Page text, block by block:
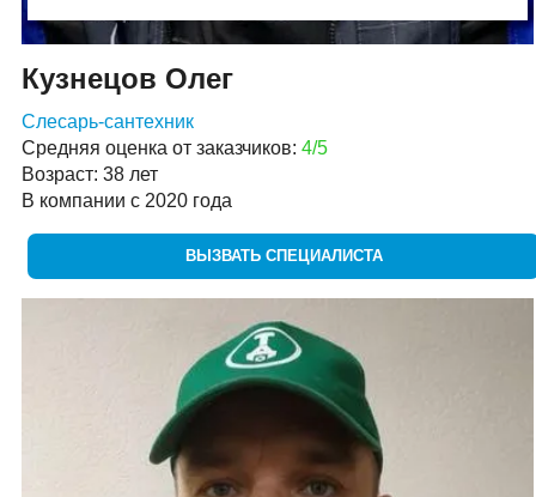
Кузнецов Олег
Слесарь-сантехник
Средняя оценка от заказчиков: 4/5
Возраст: 38 лет
В компании с 2020 года
ВЫЗВАТЬ СПЕЦИАЛИСТА